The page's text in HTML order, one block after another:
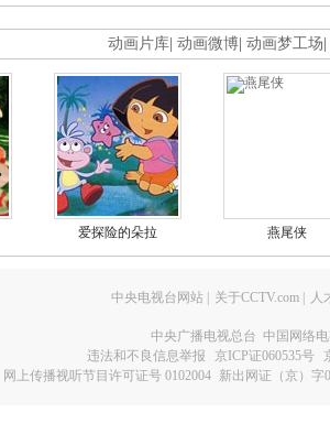
动画片库 动画微博 动画梦工场
爱探险的朵拉 燕尾侠
中央电视台网站 关于CCTV.com 人
中央广播电视总台 中国网络
违法和不良信息举报
京ICP证060535号
网上传播视听节目许可证号 0102004 新出网证（京）